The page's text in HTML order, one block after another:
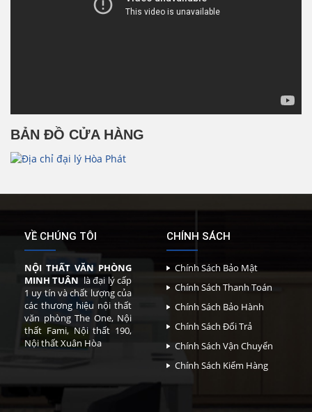
BẢN ĐỒ CỬA HÀNG
VỀ CHÚNG TÔI
NỘI THẤT VĂN PHÒNG
MINH TUÂN là đại lý cấp
1 uy tín và chất lượng của
các thương hiệu nội thất
văn phòng The One, Nội
thất Fami, Nội thất 190,
Nội thất Xuân Hòa
CHÍNH SÁCH
Chính Sách Bảo Mật
Chính Sách Thanh Toán
Chính Sách Bảo Hành
Chính Sách Đổi Trả
Chính Sách Vận Chuyển
Chính Sách Kiểm Hàng